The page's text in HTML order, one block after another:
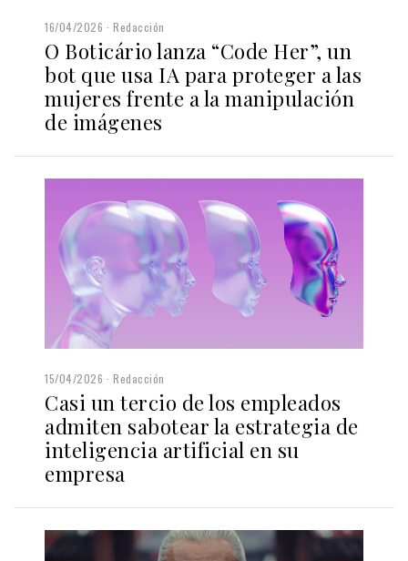
16/04/2026 Redacción
O Boticário lanza “Code Her”, un
bot que usa IA para proteger a las
mujeres frente a la manipulación
de imágenes
15/04/2026 Redacción
Casi un tercio de los empleados
admiten sabotear la estrategia de
inteligencia artificial en su
empresa